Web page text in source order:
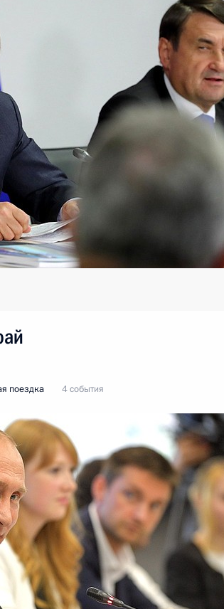
поездка 4 события